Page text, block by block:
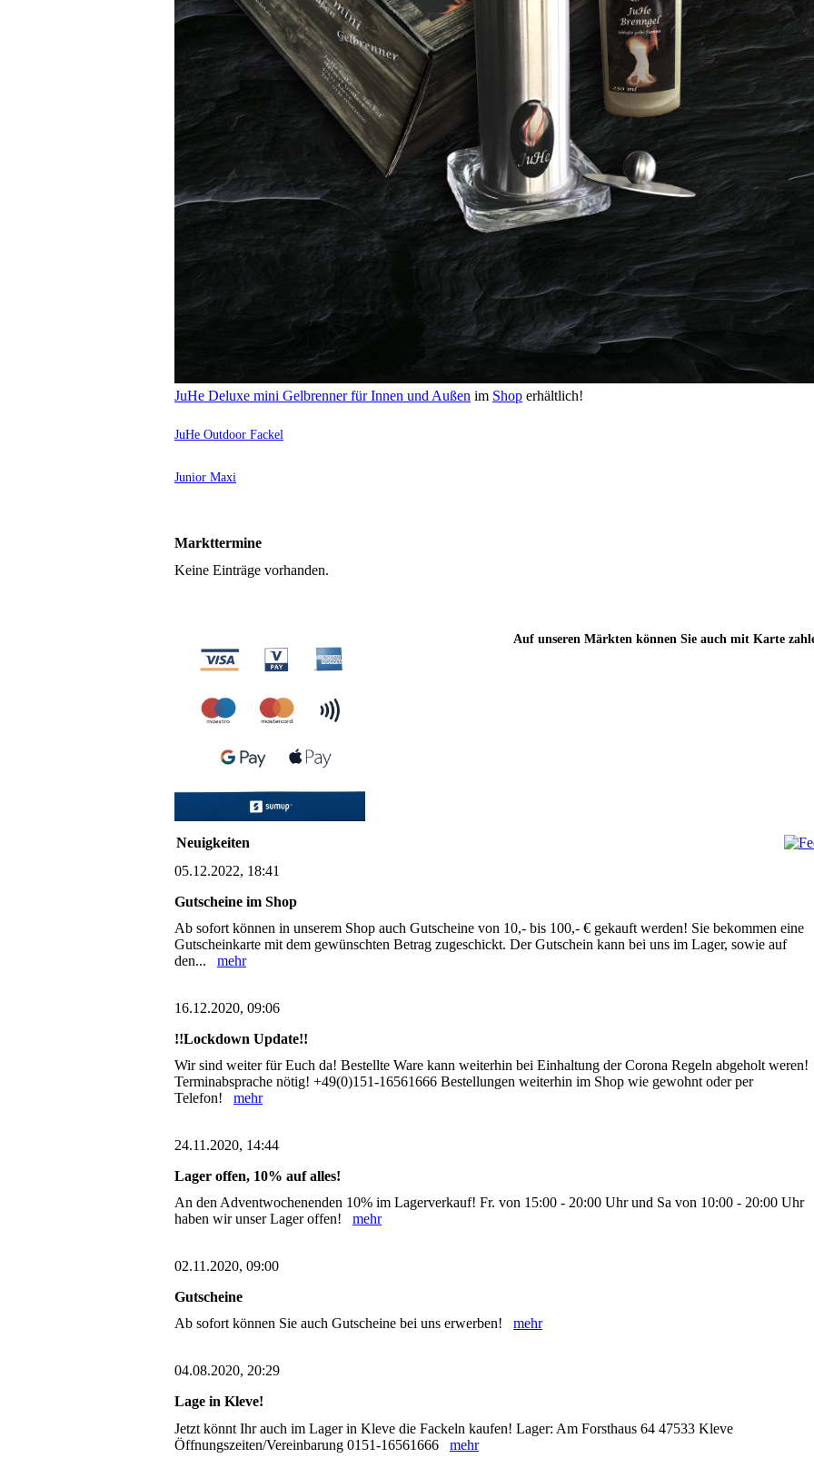
JuHe Deluxe mini Gelbrenner für Innen und Außen im Shop erhältlich!
JuHe Outdoor Fackel
Junior Maxi
Markttermine
Keine Einträge vorhanden.
Auf unseren Märkten können Sie auch mit Karte
Neuigkeiten
05.12.2022, 18:41
Gutscheine im Shop
Ab sofort können in unserem Shop auch Gutscheine von 10,- bis 100,- € gekauft werden! Sie bekommen eine
Gutscheinkarte mit dem gewünschten Betrag zugeschickt. Der Gutschein kann bei uns im Lager, sowie auf
den... mehr
16.12.2020, 09:06
!!Lockdown Update!!
Wir sind weiter für Euch da! Bestellte Ware kann weiterhin bei Einhaltung der Corona Regeln abgeholt weren!
Terminabsprache nötig! +49(0)151-16561666 Bestellungen weiterhin im Shop wie gewohnt oder per
Telefon! mehr
24.11.2020, 14:44
Lager offen, 10% auf alles!
An den Adventwochenenden 10% im Lagerverkauf! Fr. von 15:00 - 20:00 Uhr und Sa von 10:00 - 20:00 Uhr
haben wir unser Lager offen! mehr
02.11.2020, 09:00
Gutscheine
Ab sofort können Sie auch Gutscheine bei uns erwerben! mehr
04.08.2020, 20:29
Lage in Kleve!
Jetzt könnt Ihr auch im Lager in Kleve die Fackeln kaufen! Lager: Am Forsthaus 64 47533 Kleve
Öffnungszeiten/Vereinbarung 0151-16561666 mehr